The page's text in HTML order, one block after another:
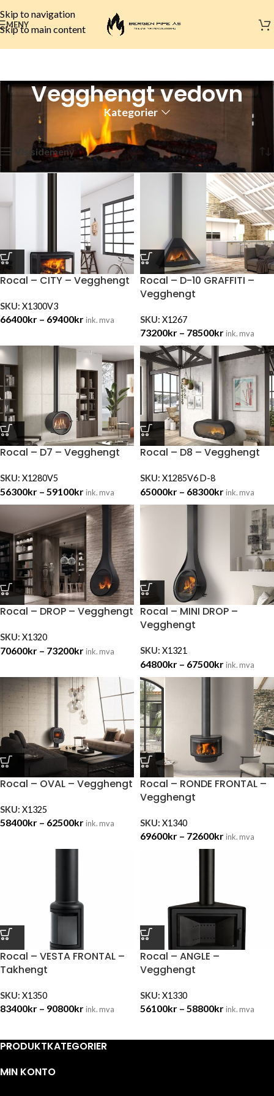
Skip to navigation
Skip to main content
MENY
Vegghengt vedovn
Kategorier
Vedovn Vegghengt vedovn Viser alle 10 resultater
Vis sidemeny
Rocal – CITY – Vegghengt
SKU: X1300V3
66400kr – 69400krink. mva
Rocal – D-10 GRAFFITI –
Vegghengt
SKU: X1267
73200kr – 78500krink. mva
Rocal – D7 – Vegghengt
SKU: X1280V5
56300kr – 59100krink. mva
Rocal – D8 – Vegghengt
SKU: X1285V6 D-8
65000kr – 68300krink. mva
Rocal – DROP – Vegghengt
SKU: X1320
70600kr – 73200krink. mva
Rocal – MINI DROP –
Vegghengt
SKU: X1321
64800kr – 67500krink. mva
Rocal – OVAL – Vegghengt
SKU: X1325
58400kr – 62500krink. mva
Rocal – RONDE FRONTAL –
Vegghengt
SKU: X1340
69600kr – 72600krink. mva
Rocal – VESTA FRONTAL –
Takhengt
SKU: X1350
83400kr – 90800krink. mva
Rocal – ANGLE –
Vegghengt
SKU: X1330
56100kr – 58800krink. mva
PRODUKTKATEGORIER
MIN KONTO